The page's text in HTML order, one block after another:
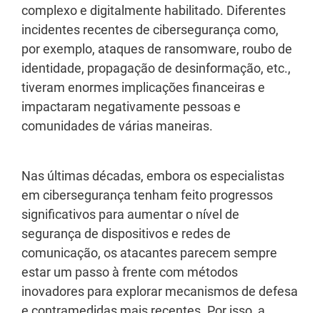
complexo e digitalmente habilitado. Diferentes
incidentes recentes de cibersegurança como,
por exemplo, ataques de ransomware, roubo de
identidade, propagação de desinformação, etc.,
tiveram enormes implicações financeiras e
impactaram negativamente pessoas e
comunidades de várias maneiras.
Nas últimas décadas, embora os especialistas
em cibersegurança tenham feito progressos
significativos para aumentar o nível de
segurança de dispositivos e redes de
comunicação, os atacantes parecem sempre
estar um passo à frente com métodos
inovadores para explorar mecanismos de defesa